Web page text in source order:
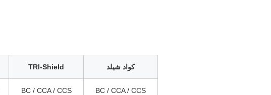
TRI-Shield كواد شيلد
BC / CCA / CCS BC / CCA / CCS